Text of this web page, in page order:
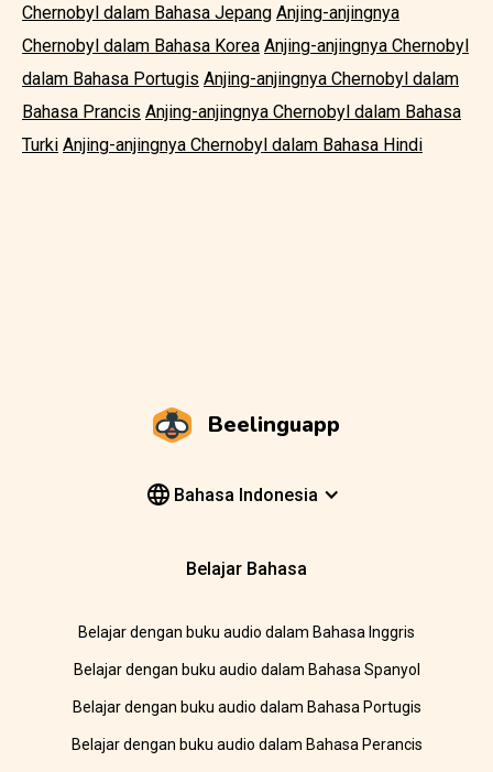
Chernobyl dalam Bahasa Jepang Anjing-anjingnya
Chernobyl dalam Bahasa Korea Anjing-anjingnya Chernobyl
dalam Bahasa Portugis Anjing-anjingnya Chernobyl dalam
Bahasa Prancis Anjing-anjingnya Chernobyl dalam Bahasa
Turki Anjing-anjingnya Chernobyl dalam Bahasa Hindi
Beelinguapp
Bahasa Indonesia
Belajar Bahasa
Belajar dengan buku audio dalam Bahasa Inggris
Belajar dengan buku audio dalam Bahasa Spanyol
Belajar dengan buku audio dalam Bahasa Portugis
Belajar dengan buku audio dalam Bahasa Perancis